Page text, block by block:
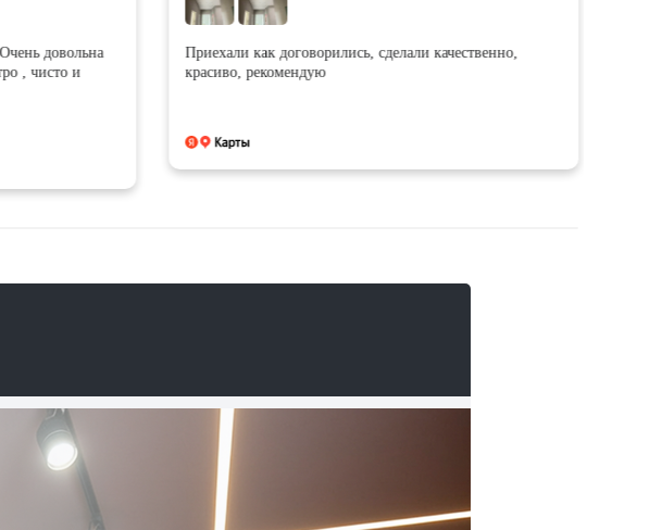
довольна
, чисто и
Приехали как договорились, сделали качественно,
красиво, рекомендую